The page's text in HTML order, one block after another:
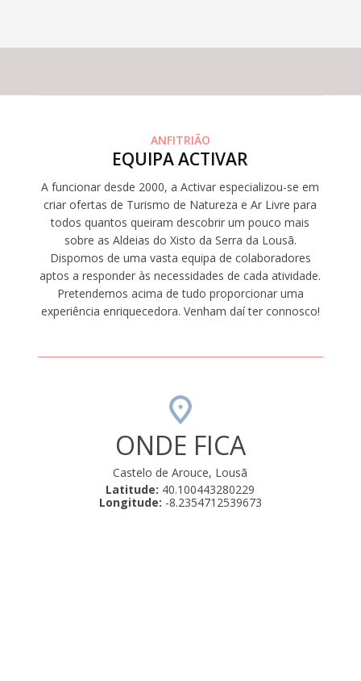
ANFITRIÃO
EQUIPA ACTIVAR
A funcionar desde 2000, a Activar especializou-se em
criar ofertas de Turismo de Natureza e Ar Livre para
todos quantos queiram descobrir um pouco mais
sobre as Aldeias do Xisto da Serra da Lousã.
Dispomos de uma vasta equipa de colaboradores
aptos a responder às necessidades de cada atividade.
Pretendemos acima de tudo proporcionar uma
experiência enriquecedora. Venham daí ter connosco!
ONDE FICA
Castelo de Arouce, Lousã
Latitude: 40.100443280229
Longitude: -8.2354712539673